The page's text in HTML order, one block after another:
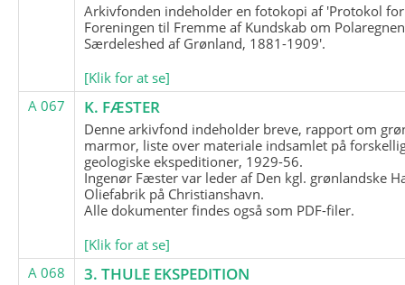
Arkivfonden indeholder en fotokopi af 'Protokol for
Foreningen til Fremme af Kundskab om
Særdeleshed af Grønland, 1881-1909'.
[Klik for at se]
A 067
K. FÆSTER
Denne arkivfond indeholder breve, rapport om
marmor, liste over materiale indsamlet på
geologiske ekspeditioner, 1929-56.
Ingenør Fæster var leder af Den kgl. grønlandske
Oliefabrik på Christianshavn.
Alle dokumenter findes også som PDF-filer.
[Klik for at se]
A 068
3. THULE EKSPEDITION